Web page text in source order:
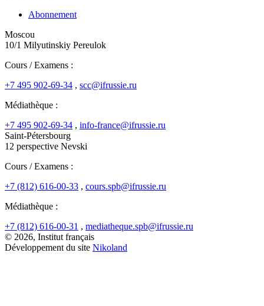
Abonnement
Moscou
10/1 Milyutinskiy Pereulok
Cours / Examens :
+7 495 902-69-34 , scc@ifrussie.ru
Médiathèque :
+7 495 902-69-34 , info-france@ifrussie.ru
Saint-Pétersbourg
12 perspective Nevski
Cours / Examens :
+7 (812) 616-00-33 , cours.spb@ifrussie.ru
Médiathèque :
+7 (812) 616-00-31 , mediatheque.spb@ifrussie.ru
© 2026, Institut français
Développement du site Nikoland